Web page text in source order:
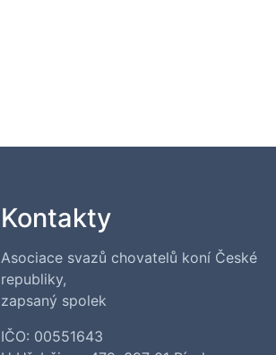
Kontakty
Asociace svazů chovatelů koní České
republiky,
zapsaný spolek
IČO: 00551643